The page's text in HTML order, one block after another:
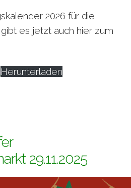
2026 für die
es jetzt auch hier zum
Herunterladen
29.11.2025